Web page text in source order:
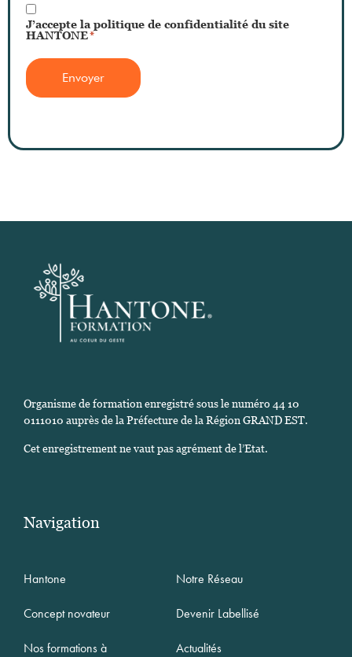
RGPD
*
J’accepte la politique de confidentialité du site
HANTONE*
Organisme de formation enregistré sous le numéro 44 10
0111010 auprès de la Préfecture de la Région GRAND EST.
Cet enregistrement ne vaut pas agrément de l’Etat.
Navigation
Hantone
Concept novateur
Nos formations à
Notre Réseau
Devenir Labellisé
Actualités